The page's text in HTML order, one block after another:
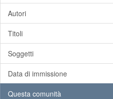
Autori
Titoli
Soggetti
Data di immissione
Questa comunità